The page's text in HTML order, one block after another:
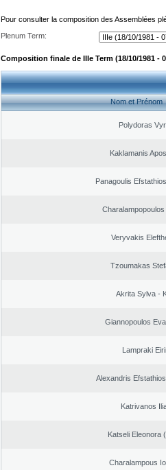
Pour consulter la composition des Assemblées
Plenum Term:
Composition finale de IIIe Term (18/10/1981 -
Nom et Prénom
Polydoras
Kaklamanis
Panagoulis
Veryvakis
Tzoumakas
Akrita Sylva -
Giannopoulos
Lampraki
Alexandris
Katrivanos
Katseli Eleonora
Charalampous